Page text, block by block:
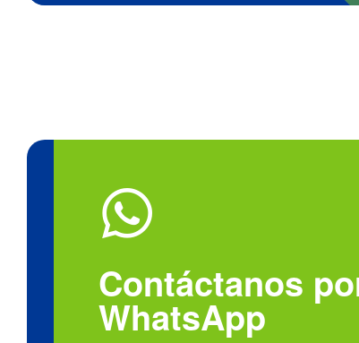
Contáctanos
WhatsApp